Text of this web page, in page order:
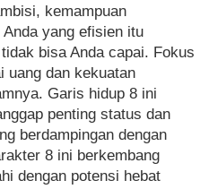
kemampuan
yang efisien itu
bisa Anda capai. Fokus
uang dan kekuatan
Garis hidup 8 ini
penting status dan
berdampingan dengan
8 ini berkembang
dengan potensi hebat